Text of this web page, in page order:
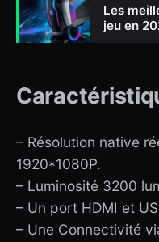
Les
jeu en
– Résolution native
1920*1080P.
– Luminosité 3200
– Un port HDMI et
– Une Connectivité